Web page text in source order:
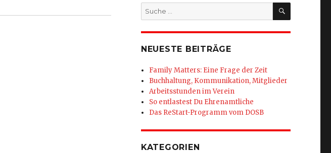
Suche
nach:
SUCHEN
NEUESTE BEITRÄGE
Family Matters: Eine Frage der Zeit
Buchhaltung, Kommunikation, Mitglieder
Arbeitsstunden im Verein
So entlastest Du Ehrenamtliche
Das ReStart-Programm vom DOSB
KATEGORIEN